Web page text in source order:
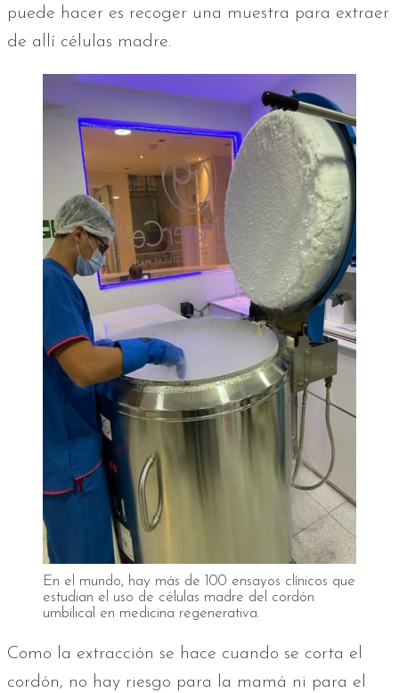
puede hacer es recoger una muestra para extraer
de allí células madre.
En el mundo, hay más de 100 ensayos clínicos que
estudian el uso de células madre del cordón
umbilical en medicina regenerativa.
Como la extracción se hace cuando se corta el
cordón, no hay riesgo para la mamá ni para el